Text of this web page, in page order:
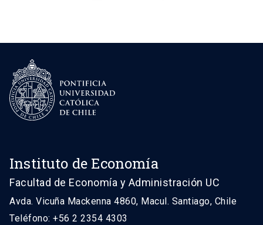
Instituto de Economía
Facultad de Economía y Administración UC
Avda. Vicuña Mackenna 4860, Macul. Santiago, Chile
Teléfono: +56 2 2354 4303